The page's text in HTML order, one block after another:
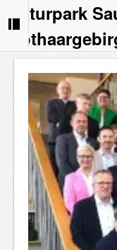
Naturpark